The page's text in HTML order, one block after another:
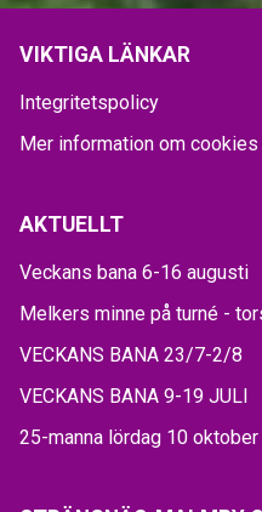
VIKTIGA LÄNKAR
Integritetspolicy
Mer information om cookies
AKTUELLT
Veckans bana 6-16 augusti
Melkers minne på turné -
VECKANS BANA 23/7-2/8
VECKANS BANA 9-19 JULI
25-manna lördag 10